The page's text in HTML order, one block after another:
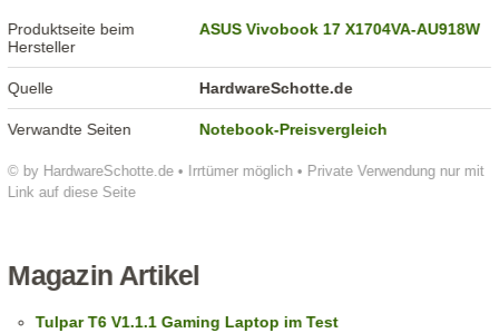
© by HardwareSchotte.de • Irrtümer möglich • Private Verwendung nur mit
Link auf diese Seite
Produktseite beim
Hersteller
ASUS Vivobook 17 X1704VA-AU918W
Quelle HardwareSchotte.de
Verwandte Seiten Notebook-Preisvergleich
Magazin Artikel
Tulpar T6 V1.1.1 Gaming Laptop im Test